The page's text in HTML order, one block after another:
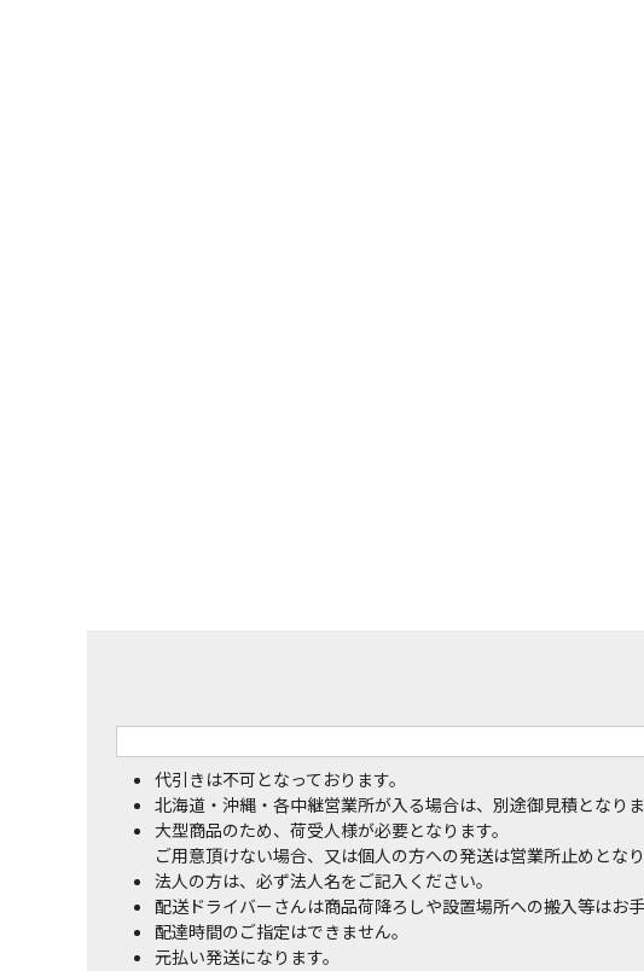
代引きは不可となっております。
北海道・沖縄・各中継営業所が入る場合は、別途御見積となり
大型商品のため、荷受人様が必要となります。
ご用意頂けない場合、又は個人の方への発送は営業所止めとなり
法人の方は、必ず法人名をご記入ください。
配送ドライバーさんは商品荷降ろしや設置場所への搬入等はお
配達時間のご指定はできません。
元払い発送になります。